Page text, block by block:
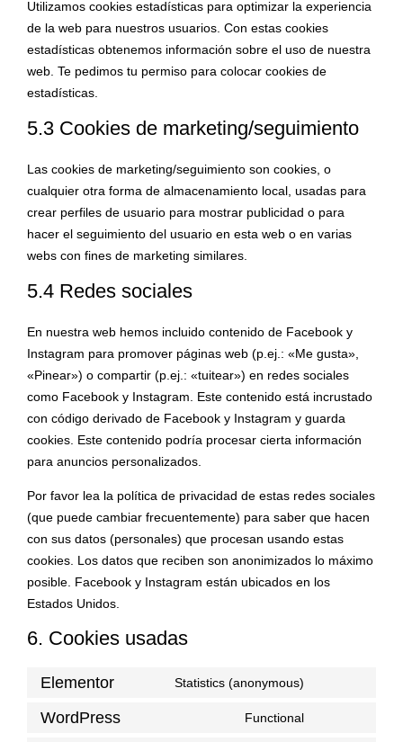
Utilizamos cookies estadísticas para optimizar la experiencia
de la web para nuestros usuarios. Con estas cookies
estadísticas obtenemos información sobre el uso de nuestra
web. Te pedimos tu permiso para colocar cookies de
estadísticas.
5.3 Cookies de marketing/seguimiento
Las cookies de marketing/seguimiento son cookies, o
cualquier otra forma de almacenamiento local, usadas para
crear perfiles de usuario para mostrar publicidad o para
hacer el seguimiento del usuario en esta web o en varias
webs con fines de marketing similares.
5.4 Redes sociales
En nuestra web hemos incluido contenido de Facebook y
Instagram para promover páginas web (p.ej.: «Me gusta»,
«Pinear») o compartir (p.ej.: «tuitear») en redes sociales
como Facebook y Instagram. Este contenido está incrustado
con código derivado de Facebook y Instagram y guarda
cookies. Este contenido podría procesar cierta información
para anuncios personalizados.
Por favor lea la política de privacidad de estas redes sociales
(que puede cambiar frecuentemente) para saber que hacen
con sus datos (personales) que procesan usando estas
cookies. Los datos que reciben son anonimizados lo máximo
posible. Facebook y Instagram están ubicados en los
Estados Unidos.
6. Cookies usadas
Elementor Statistics (anonymous)
WordPress Functional